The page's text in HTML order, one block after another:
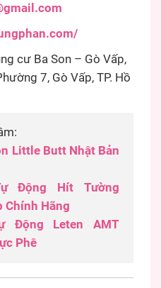
cư Ba Son – Gò Vấp,
7, Gò Vấp, TP. Hồ
Little Butt Nhật Bản
Động Hít Tường
Chính Hãng
Động Leten AMT
Phê